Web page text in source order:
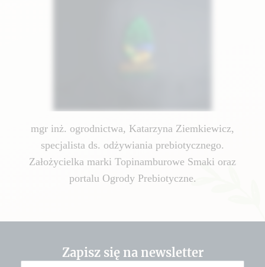
mgr inż. ogrodnictwa, Katarzyna Ziemkiewicz,
specjalista ds. odżywiania prebiotycznego.
Założycielka marki Topinamburowe Smaki oraz
portalu Ogrody Prebiotyczne.
Zapisz się na newsletter